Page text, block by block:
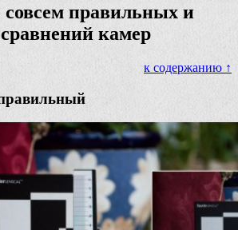
правильных и
камер
к содержанию ↑